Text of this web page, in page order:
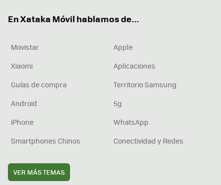
En Xataka Móvil hablamos de...
Movistar
Apple
Xiaomi
Aplicaciones
Guías de compra
Territorio Samsung
Android
5g
iPhone
WhatsApp
Smartphones Chinos
Conectividad y Redes
VER MÁS TEMAS